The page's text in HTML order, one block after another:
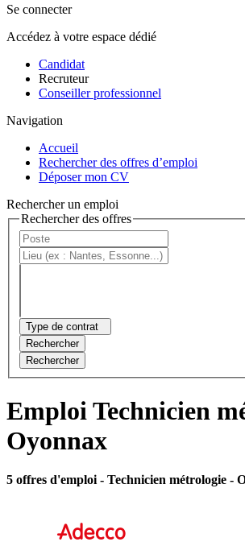
Se connecter
Accédez à votre espace dédié
Candidat
Recruteur
Conseiller professionnel
Navigation
Accueil
Rechercher des offres d’emploi
Déposer mon CV
Rechercher un emploi
Rechercher des offres
Type de contrat
Rechercher
Rechercher
Emploi Technicien
Oyonnax
5 offres d'emploi - Technicien métrologie -